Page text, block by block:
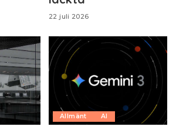
22 juli 2026
Allmänt AI